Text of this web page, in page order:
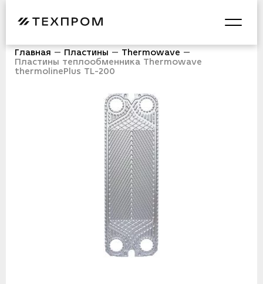
Главная Пластины
Thermowave
Пластины теплообменника Thermowave
thermolinePlus TL-200